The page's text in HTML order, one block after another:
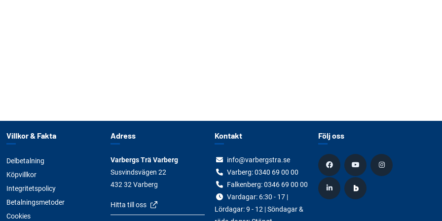
Villkor & Fakta
Delbetalning
Köpvillkor
Integritetspolicy
Betalningsmetoder
Cookies
Adress
Varbergs Trä Varberg
Susvindsvägen 22
432 32 Varberg
Hitta till oss
Kontakt
info@varbergstra.se
Varberg:0340 69 00 00
Falkenberg:0346 69 00 00
Vardagar: 6:30 - 17 |
Lördagar: 9 - 12 | Söndagar &
Följ oss